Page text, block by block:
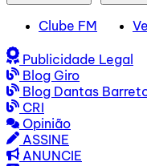
Clube FM
Publicidade Legal
Blog Giro
Blog Dantas
CRI
Opinião
ASSINE
ANUNCIE